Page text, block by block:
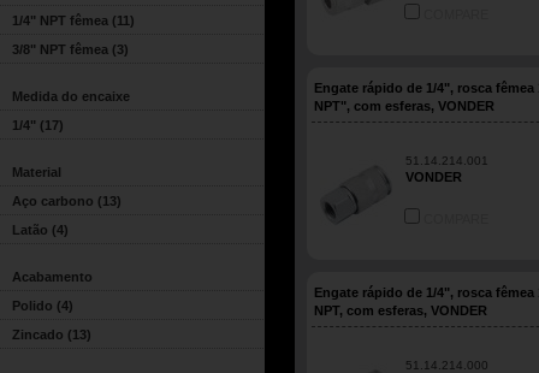
1/4" NPT fêmea (11)
3/8" NPT fêmea (3)
Medida do encaixe
1/4" (17)
Material
Aço carbono (13)
Latão (4)
Acabamento
Polido (4)
Zincado (13)
Engate rápido de 1/4", rosca fêmea
NPT", com esferas, VONDER
51.14.214.001
VONDER
Engate rápido de 1/4", rosca fêmea
NPT, com esferas, VONDER
51.14.214.000